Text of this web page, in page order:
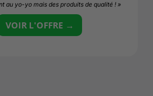
au yo-yo mais des produits de qualité ! »
VOIR L'OFFRE →